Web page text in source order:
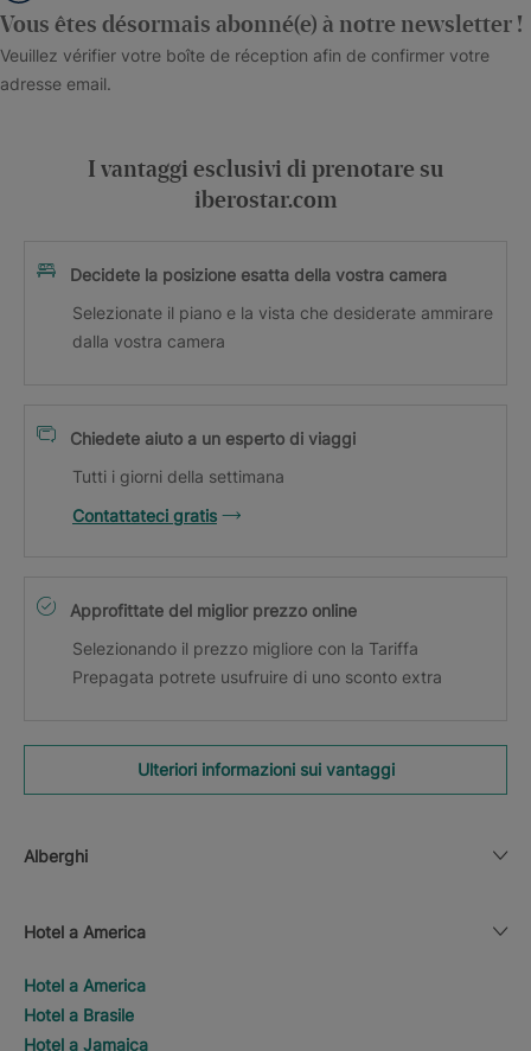
Vous êtes désormais abonné(e) à notre newsletter !
Veuillez vérifier votre boîte de réception afin de confirmer votre
adresse email.
I vantaggi esclusivi di prenotare su
iberostar.com
Decidete la posizione esatta della vostra camera
Selezionate il piano e la vista che desiderate ammirare
dalla vostra camera
Chiedete aiuto a un esperto di viaggi
Tutti i giorni della settimana
Contattateci gratis
Approfittate del miglior prezzo online
Selezionando il prezzo migliore con la Tariffa
Prepagata potrete usufruire di uno sconto extra
Ulteriori informazioni sui vantaggi
Alberghi
Hotel a America
Hotel a America
Hotel a Brasile
Hotel a Jamaica